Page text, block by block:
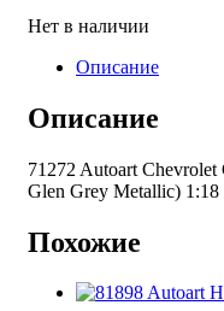
Нет в наличии
Описание
Описание
71272 Autoart
Glen Grey Metallic) 1:18
Похожие